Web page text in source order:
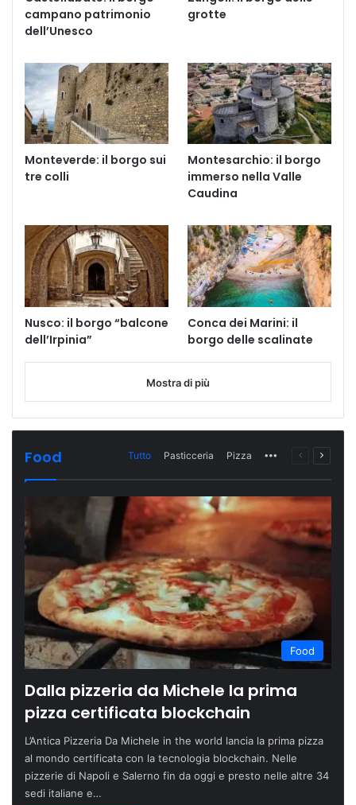
campano patrimonio
dell’Unesco
grotte
Monteverde: il borgo sui
tre colli
Montesarchio: il borgo
immerso nella Valle
Caudina
Nusco: il borgo “balcone
dell’Irpinia”
Conca dei Marini: il
borgo delle scalinate
Mostra di più
Food Tutto Pasticceria Pizza More Pagina
Food
Dalla pizzeria da Michele la prima
pizza certificata blockchain
L’Antica Pizzeria Da Michele in the world lancia la prima pizza
al mondo certificata con la tecnologia blockchain. Nelle
pizzerie di Napoli e Salerno fin da oggi e presto nelle altre 34
sedi italiane e…